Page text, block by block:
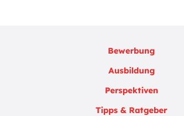
Bewerbung
Ausbildung
Perspektiven
Tipps & Ratgeber